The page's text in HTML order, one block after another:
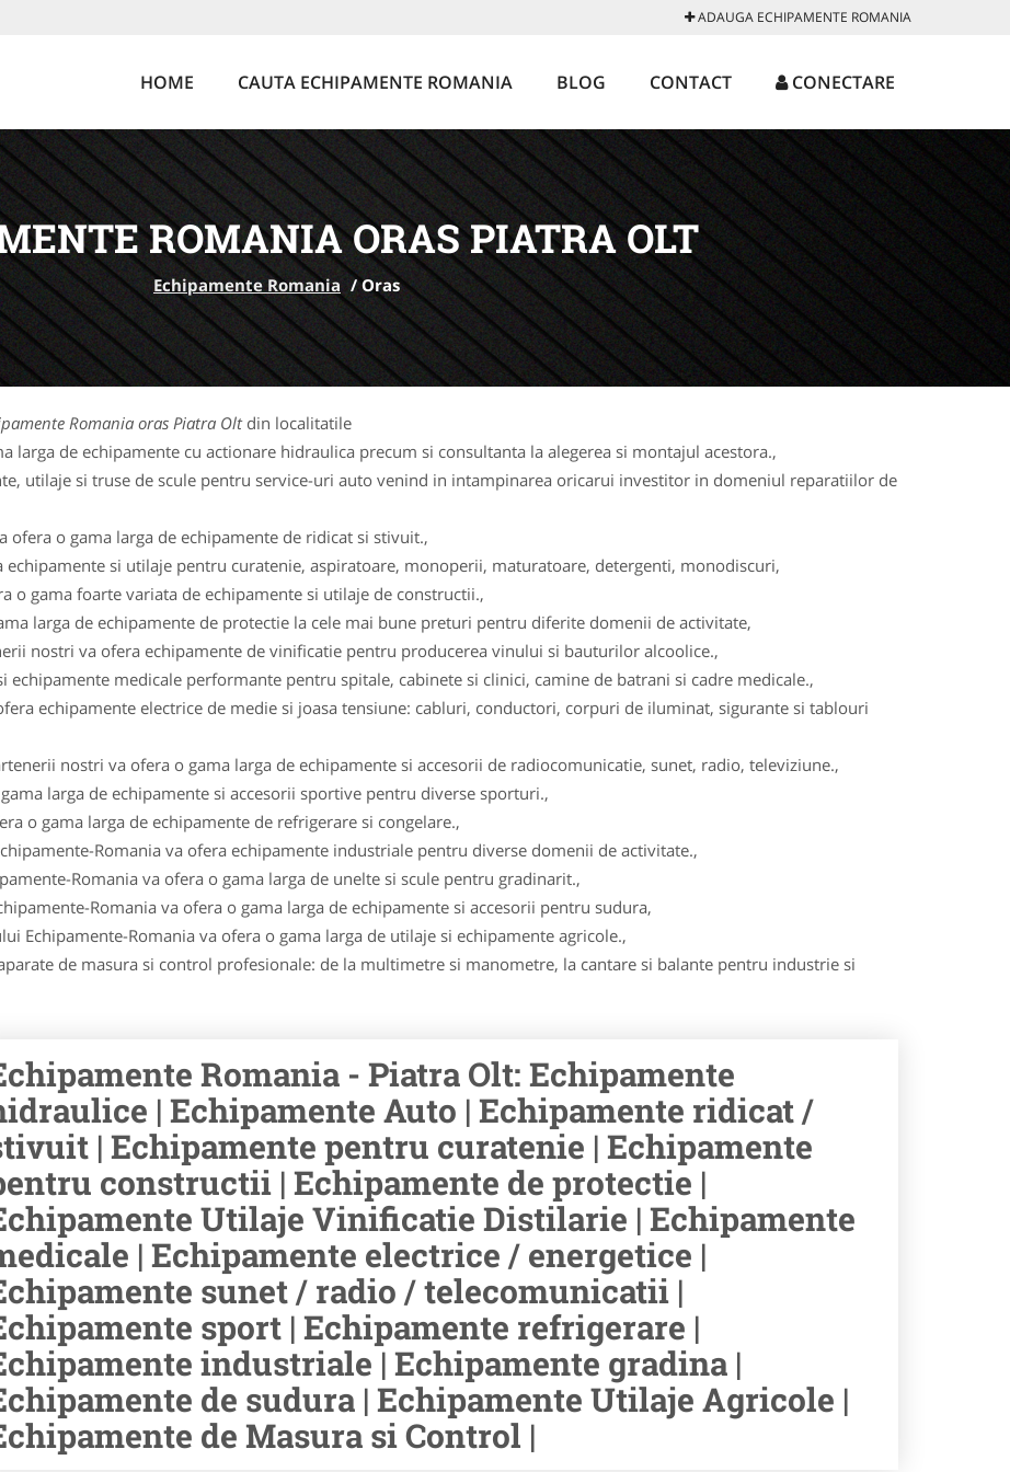
ADAUGA ECHIPAMENTE ROMANIA
HOME CAUTA ECHIPAMENTE ROMANIA BLOG CONTACT CONECTARE
ROMANIA ORAS PIATRA OLT
Echipamente Romania /Oras
Romania oras Piatra Oltdin localitatile
larga de echipamente cu actionare hidraulica precum si consultanta la alegerea si montajul acestora.,
utilaje si truse de scule pentru service-uri auto venind in intampinarea oricarui investitor in domeniul reparatiilor de
o gama larga de echipamente de ridicat si stivuit.,
si utilaje pentru curatenie, aspiratoare, monoperii, maturatoare, detergenti, monodiscuri,
o gama foarte variata de echipamente si utilaje de constructii.,
larga de echipamente de protectie la cele mai bune preturi pentru diferite domenii de activitate,
nostri va ofera echipamente de vinificatie pentru producerea vinului si bauturilor alcoolice.,
echipamente medicale performante pentru spitale, cabinete si clinici, camine de batrani si cadre medicale.,
echipamente electrice de medie si joasa tensiune: cabluri, conductori, corpuri de iluminat, sigurante si tablouri
nostri va ofera o gama larga de echipamente si accesorii de radiocomunicatie, sunet, radio, televiziune.,
larga de echipamente si accesorii sportive pentru diverse sporturi.,
o gama larga de echipamente de refrigerare si congelare.,
Romania va ofera echipamente industriale pentru diverse domenii de activitate.,
Romania va ofera o gama larga de unelte si scule pentru gradinarit.,
Romania va ofera o gama larga de echipamente si accesorii pentru sudura,
Echipamente-Romania va ofera o gama larga de utilaje si echipamente agricole.,
de masura si control profesionale: de la multimetre si manometre, la cantare si balante pentru industrie si
Romania - Piatra Olt: Echipamente
| Echipamente Auto | Echipamente ridicat /
| Echipamente pentru curatenie | Echipamente
constructii | Echipamente de protectie |
Utilaje Vinificatie Distilarie | Echipamente
| Echipamente electrice / energetice |
sunet / radio / telecomunicatii |
sport | Echipamente refrigerare |
industriale | Echipamente gradina |
de sudura | Echipamente Utilaje Agricole |
de Masura si Control |